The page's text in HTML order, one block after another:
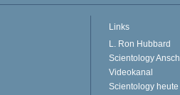
Links
L. Ron Hubbard
Scientology
Videokanal
Scientology heute